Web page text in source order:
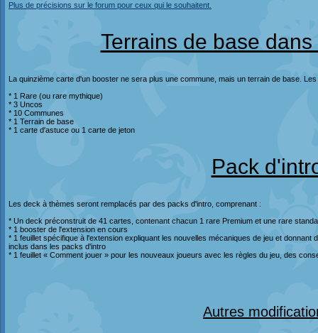
Plus de précisions sur le forum pour ceux qui le souhaitent.
Terrains de base
La quinzième carte d'un booster ne sera plus une commune, mais un terrain de base.
* 1 Rare (ou rare mythique)
* 3 Uncos
* 10 Communes
* 1 Terrain de base
* 1 carte d'astuce ou 1 carte de jeton
Pack
Les deck à thèmes seront remplacés par des packs d'intro, comprenant :
* Un deck préconstruit de 41 cartes, contenant chacun 1 rare Premium et une rare
* 1 booster de l'extension en cours
* 1 feuillet spécifique à l'extension expliquant les nouvelles mécaniques de jeu et
inclus dans les packs d'intro
* 1 feuillet « Comment jouer » pour les nouveaux joueurs avec les règles du jeu, des
Autres